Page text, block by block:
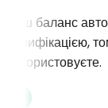
Ваш баланс
верифікацією,
використовуєте.